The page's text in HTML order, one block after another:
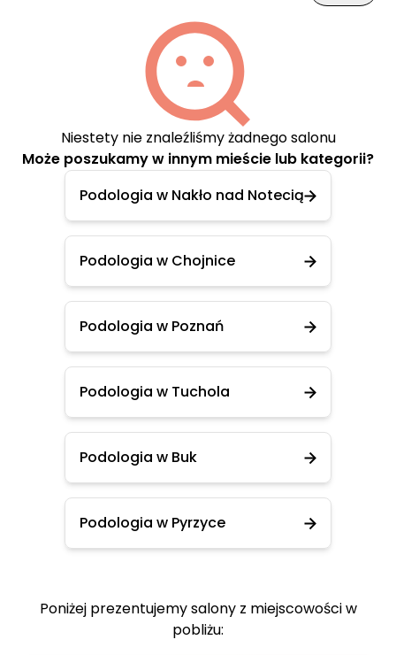
Niestety nie znaleźliśmy żadnego salonu
Może poszukamy w innym mieście lub kategorii?
Podologia w Nakło nad Notecią
Podologia w Chojnice
Podologia w Poznań
Podologia w Tuchola
Podologia w Buk
Podologia w Pyrzyce
Poniżej prezentujemy salony z miejscowości w
pobliżu: